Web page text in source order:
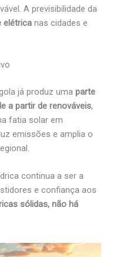
A previsibilidade da
elétrica nas cidades e
já produz uma parte
a partir de renováveis,
fatia solar em
emissões e amplia o
continua a ser a
e confiança aos
sólidas, não há